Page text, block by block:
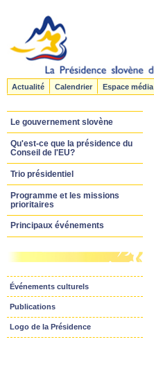
Actualité Calendrier Espace média
Le gouvernement slovène
Qu'est-ce que la présidence du
Conseil de l'EU?
Trio présidentiel
Programme et les missions
prioritaires
Principaux événements
Événements culturels
Publications
Logo de la Présidence